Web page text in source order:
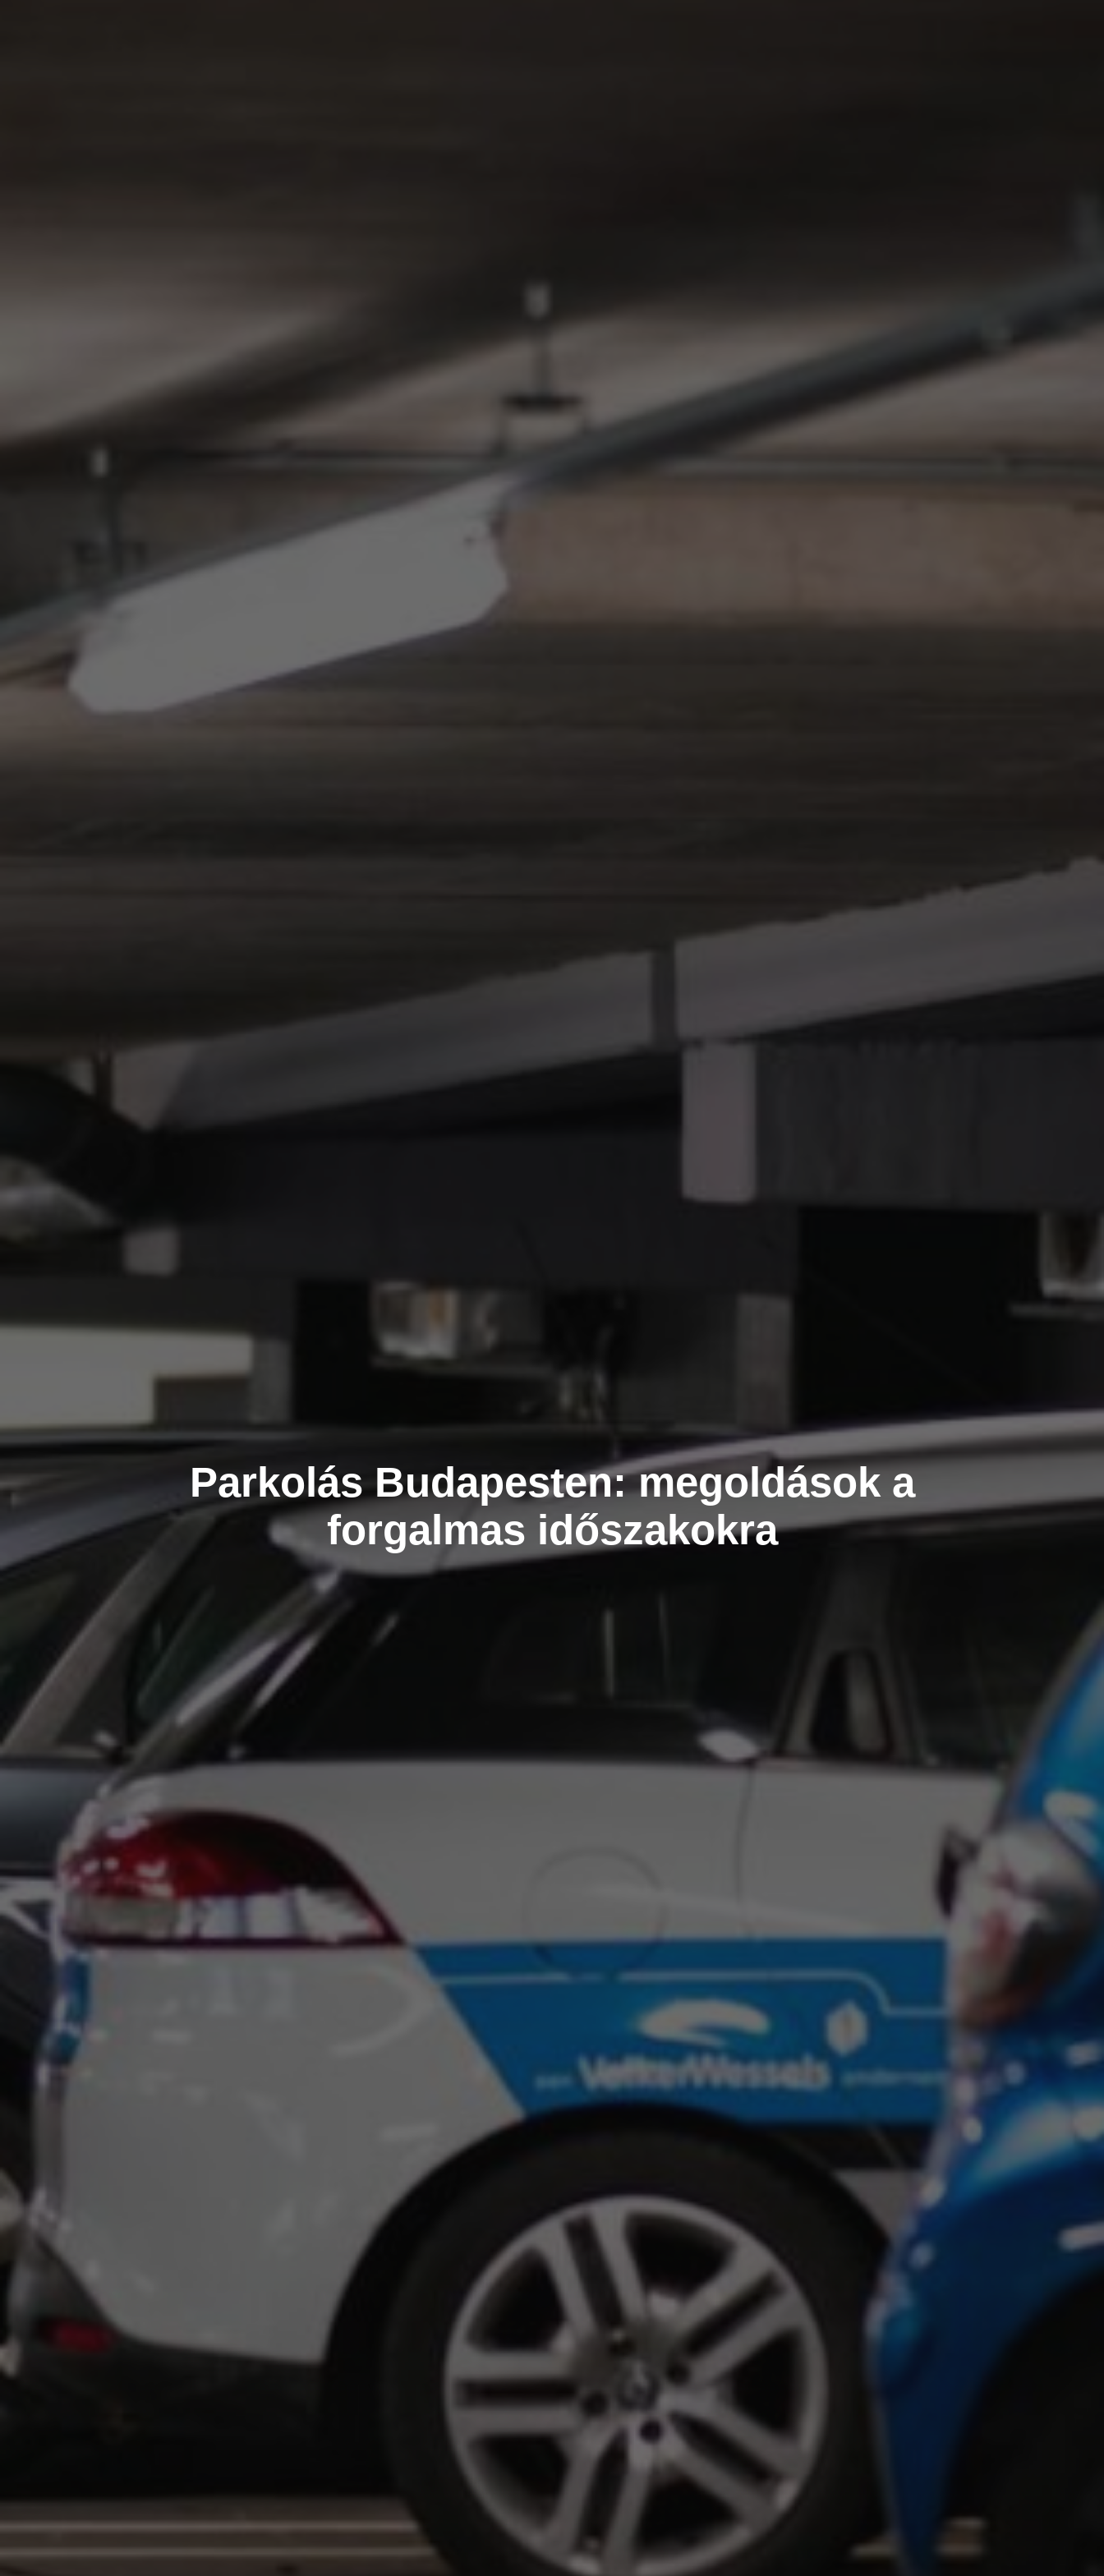
Parkolás Budapesten: megoldások a
forgalmas időszakokra